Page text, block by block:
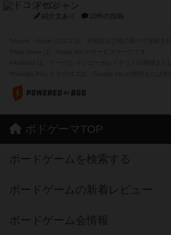
ドコジャン
紹介文あり 10件の投稿
ボドゲーマTOP
ボードゲームを検索する
ボードゲームの新着レビュー
ボードゲーム会情報